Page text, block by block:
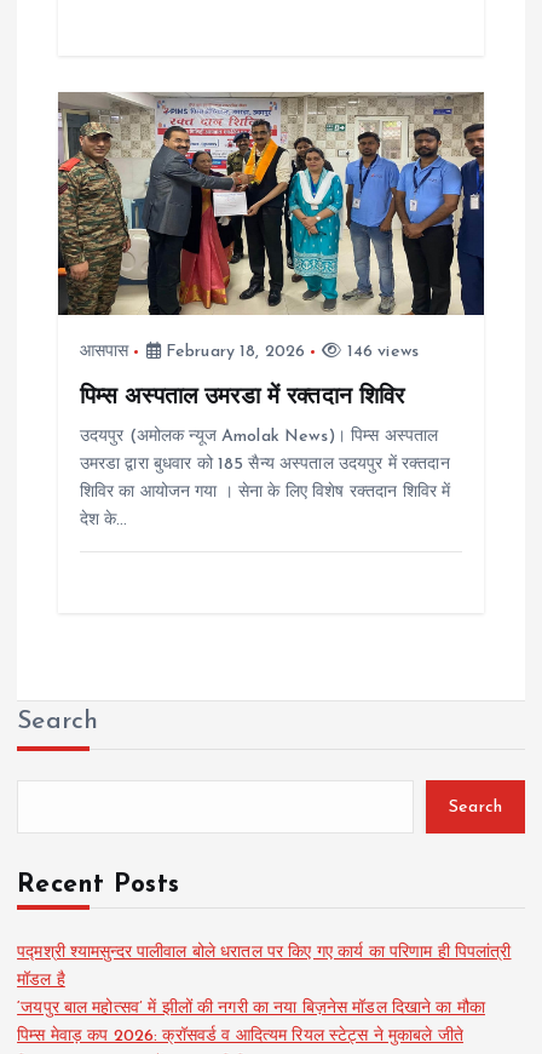
आसपास February 18, 2026 146 views
पिम्स अस्पताल उमरडा में रक्तदान शिविर
उदयपुर (अमोलक न्यूज Amolak News)। पिम्स अस्पताल
उमरडा द्वारा बुधवार को 185 सैन्य अस्पताल उदयपुर में रक्तदान
शिविर का आयोजन गया । सेना के लिए विशेष रक्तदान शिविर में
देश के…
Search
Search
Recent Posts
पद्मश्री श्यामसुन्दर पालीवाल बोले धरातल पर किए गए कार्य का परिणाम ही पिपलांत्री
मॉडल है
‘जयपुर बाल महोत्सव’ में झीलों की नगरी का नया बिज़नेस मॉडल दिखाने का मौका
पिम्स मेवाड़ कप 2026: क्रॉसवर्ड व आदित्यम रियल स्टेट्स ने मुकाबले जीते